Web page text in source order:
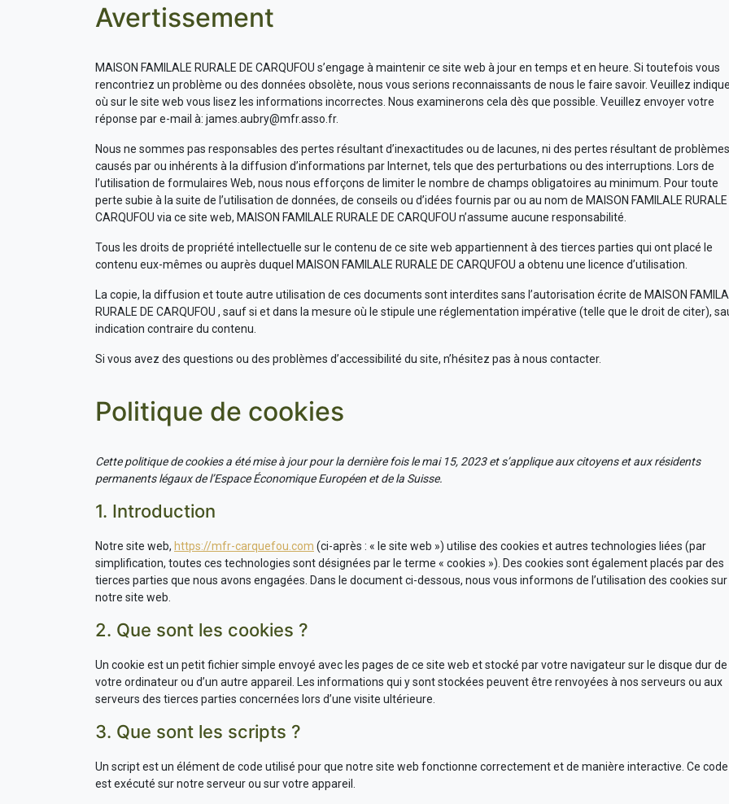
Avertissement
MAISON FAMILALE RURALE DE CARQUFOU s’engage à maintenir ce site web à jour en temps et en heure. Si toutefois vous
rencontriez un problème ou des données obsolète, nous vous serions reconnaissants de nous le faire savoir. Veuillez
où sur le site web vous lisez les informations incorrectes. Nous examinerons cela dès que possible. Veuillez envoyer votre
réponse par e-mail à: james.aubry@mfr.asso.fr.
Nous ne sommes pas responsables des pertes résultant d’inexactitudes ou de lacunes, ni des pertes résultant de problèmes
causés par ou inhérents à la diffusion d’informations par Internet, tels que des perturbations ou des interruptions. Lors de
l’utilisation de formulaires Web, nous nous efforçons de limiter le nombre de champs obligatoires au minimum. Pour toute
perte subie à la suite de l’utilisation de données, de conseils ou d’idées fournis par ou au nom de MAISON FAMILALE RURALE
CARQUFOU via ce site web, MAISON FAMILALE RURALE DE CARQUFOU n’assume aucune responsabilité.
Tous les droits de propriété intellectuelle sur le contenu de ce site web appartiennent à des tierces parties qui ont placé le
contenu eux-mêmes ou auprès duquel MAISON FAMILALE RURALE DE CARQUFOU a obtenu une licence d’utilisation.
La copie, la diffusion et toute autre utilisation de ces documents sont interdites sans l’autorisation écrite de MAISON
RURALE DE CARQUFOU , sauf si et dans la mesure où le stipule une réglementation impérative (telle que le droit de citer),
indication contraire du contenu.
Si vous avez des questions ou des problèmes d’accessibilité du site, n’hésitez pas à nous contacter.
Politique de cookies
Cette politique de cookies a été mise à jour pour la dernière fois le mai 15, 2023 et s’applique aux citoyens et aux résidents
permanents légaux de l’Espace Économique Européen et de la Suisse.
1. Introduction
Notre site web, https://mfr-carquefou.com (ci-après : « le site web ») utilise des cookies et autres technologies liées (par
simplification, toutes ces technologies sont désignées par le terme « cookies »). Des cookies sont également placés par des
tierces parties que nous avons engagées. Dans le document ci-dessous, nous vous informons de l’utilisation des cookies sur
notre site web.
2. Que sont les cookies ?
Un cookie est un petit fichier simple envoyé avec les pages de ce site web et stocké par votre navigateur sur le disque dur de
votre ordinateur ou d’un autre appareil. Les informations qui y sont stockées peuvent être renvoyées à nos serveurs ou aux
serveurs des tierces parties concernées lors d’une visite ultérieure.
3. Que sont les scripts ?
Un script est un élément de code utilisé pour que notre site web fonctionne correctement et de manière interactive. Ce code
est exécuté sur notre serveur ou sur votre appareil.